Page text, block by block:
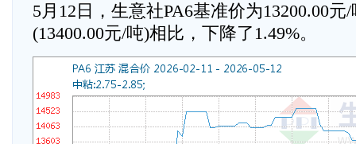
5月12日，生意社PA6基准价为13200.00元
(13400.00元/吨)相比，下降了1.49%。